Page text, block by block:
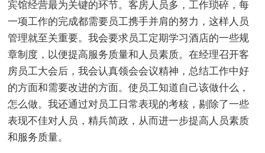
宾馆经营最为关键的环节。客房人员多，工作琐碎，每
一项工作的完成都需要员工携手并肩的努力，这样人员
管理就至关重要。我会要求员工定期学习酒店的一些规
章制度，以便提高服务质量和人员素质。在经理召开客
房员工大会后，我会认真领会会议精神，总结工作中好
的方面和需要改进的方面。使员工知道自己该做什么，
怎么做。我还通过对员工日常表现的考核，剔除了一些
表现不佳对人员，精兵简政，从而进一步提高人员素质
和服务质量。